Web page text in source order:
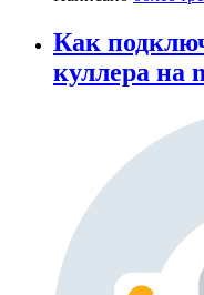
Как
куллера на